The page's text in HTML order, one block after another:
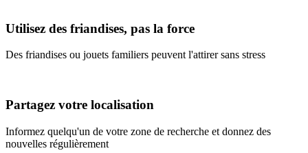
Utilisez des friandises, pas la force
Des friandises ou jouets familiers peuvent l'attirer sans stress
Partagez votre localisation
Informez quelqu'un de votre zone de recherche et donnez des
nouvelles régulièrement